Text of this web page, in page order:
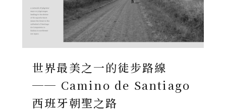
世界最美之一的徒步路線
── Camino de Santiago
西班牙朝聖之路